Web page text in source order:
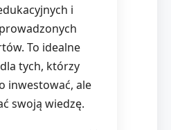
i
To idealne
tych, którzy
inwestować, ale
swoją wiedzę.